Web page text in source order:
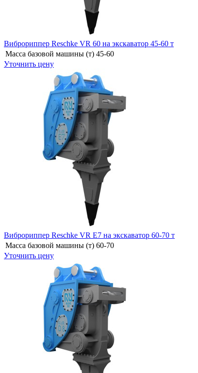
Виброриппер Reschke VR 60 на экскаватор 45-60 т
Масса базовой машины (т) 45-60
Уточнить цену
Виброриппер Reschke VR E7 на экскаватор 60-70 т
Масса базовой машины (т) 60-70
Уточнить цену